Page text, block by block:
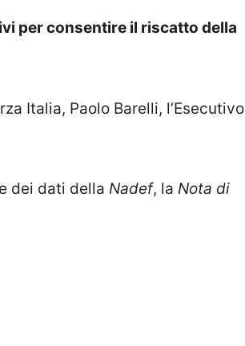
per consentire il riscatto della
Italia, Paolo Barelli, l’Esecutivo
dei dati della Nadef, la Nota di